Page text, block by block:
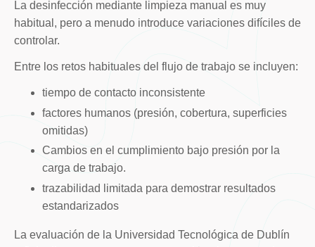
La desinfección mediante limpieza manual es muy
habitual, pero a menudo introduce variaciones difíciles de
controlar.
Entre los retos habituales del flujo de trabajo se incluyen:
tiempo de contacto inconsistente
factores humanos (presión, cobertura, superficies
omitidas)
Cambios en el cumplimiento bajo presión por la
carga de trabajo.
trazabilidad limitada para demostrar resultados
estandarizados
La evaluación de la Universidad Tecnológica de Dublín